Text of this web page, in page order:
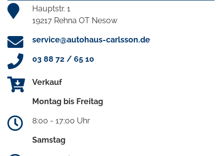
Hauptstr. 1
19217 Rehna OT Nesow
service@autohaus-carlsson.de
03 88 72 / 65 10
Verkauf
Montag bis Freitag
8:00 - 17:00 Uhr
Samstag